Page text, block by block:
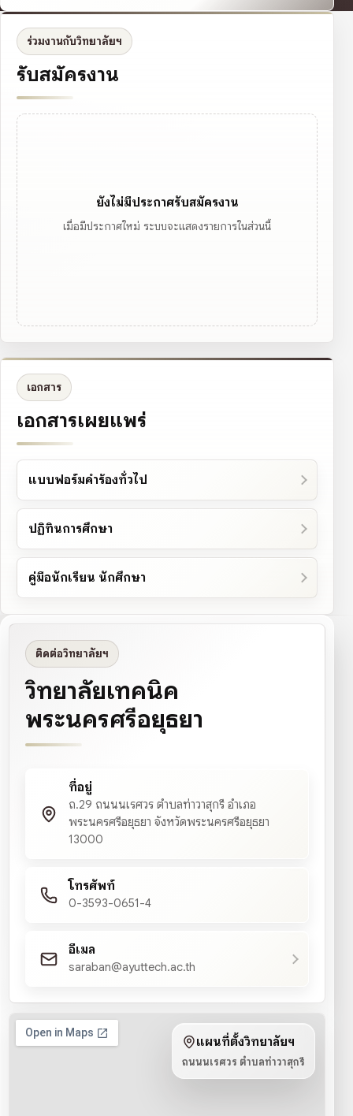
ร่วมงานกับวิทยาลัยฯ
รับสมัครงาน
ยังไม่มีประกาศรับสมัครงาน
เมื่อมีประกาศใหม่ ระบบจะแสดงรายการในส่วนนี้
เอกสาร
เอกสารเผยแพร่
แบบฟอร์มคำร้องทั่วไป
ปฏิทินการศึกษา
คู่มือนักเรียน นักศึกษา
ติดต่อวิทยาลัยฯ
วิทยาลัยเทคนิค
พระนครศรีอยุธยา
ที่อยู่
ถ.29 ถนนนเรศวร ตำบลท่าวาสุกรี อำเภอ
พระนครศรีอยุธยา จังหวัดพระนครศรีอยุธยา
13000
โทรศัพท์
0-3593-0651-4
อีเมล
saraban@ayuttech.ac.th
แผนที่ตั้งวิทยาลัยฯ
ถนนนเรศวร ตำบลท่าวาสุกรี